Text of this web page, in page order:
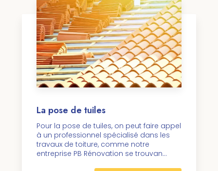
La pose de tuiles
Pour la pose de tuiles, on peut faire appel
à un professionnel spécialisé dans les
travaux de toiture, comme notre
entreprise PB Rénovation se trouvan...